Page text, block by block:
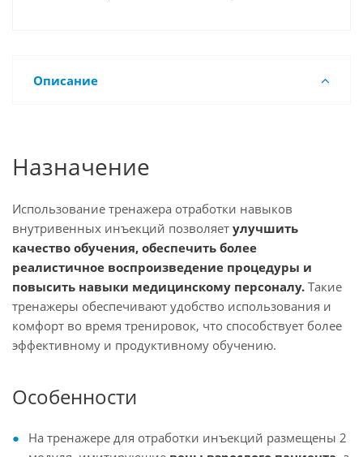
Описание
Назначение
Использование тренажера отработки навыков
внутривенных инъекций позволяет улучшить
качество обучения, обеспечить более
реалистичное воспроизведение процедуры и
повысить навыки медицинскому персоналу. Такие
тренажеры обеспечивают удобство использования и
комфорт во время тренировок, что способствует более
эффективному и продуктивному обучению.
Особенности
На тренажере для отработки инъекций размещены 2